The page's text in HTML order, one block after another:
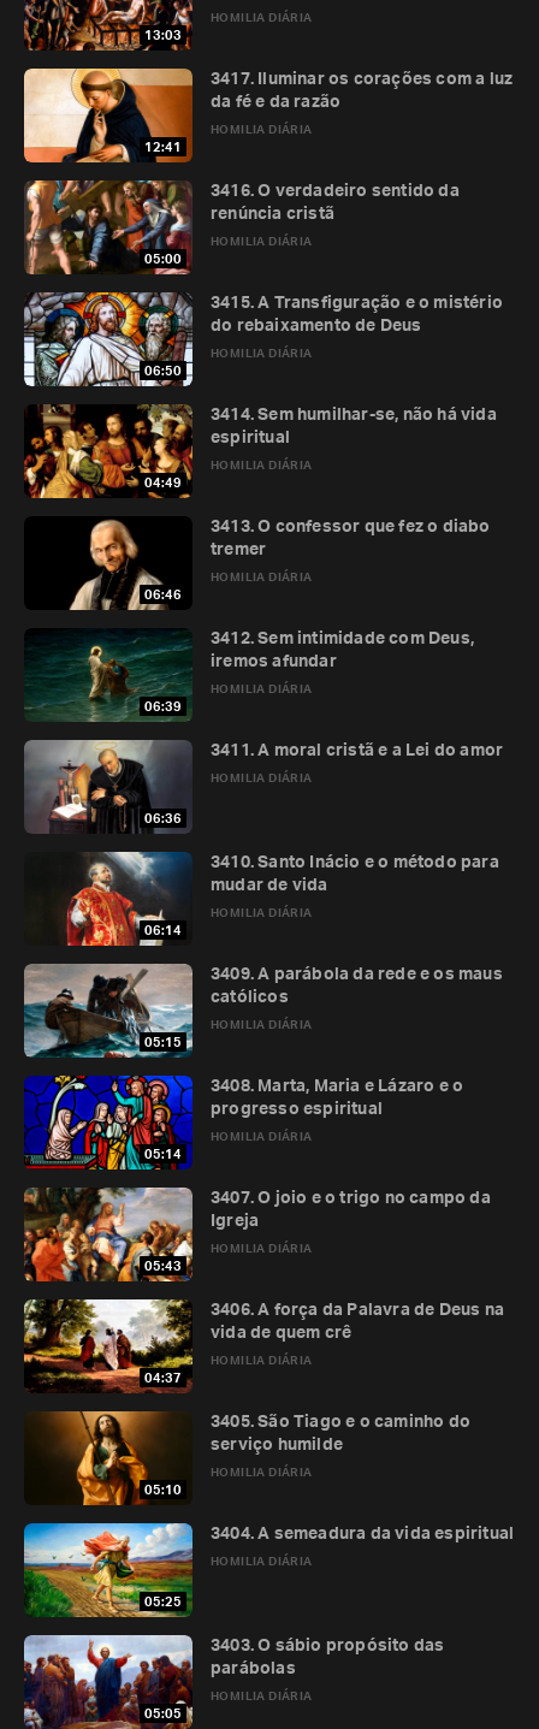
13:03
HOMILIA DIÁRIA
12:41
HOMILIA DIÁRIA
3417. Iluminar os corações com a luz
da fé e da razão
05:00
HOMILIA DIÁRIA
3416. O verdadeiro sentido da
renúncia cristã
06:50
HOMILIA DIÁRIA
3415. A Transfiguração e o mistério
do rebaixamento de Deus
04:49
HOMILIA DIÁRIA
3414. Sem humilhar-se, não há vida
espiritual
06:46
HOMILIA DIÁRIA
3413. O confessor que fez o diabo
tremer
06:39
HOMILIA DIÁRIA
3412. Sem intimidade com Deus,
iremos afundar
06:36
HOMILIA DIÁRIA
3411. A moral cristã e a Lei do amor
06:14
HOMILIA DIÁRIA
3410. Santo Inácio e o método para
mudar de vida
05:15
HOMILIA DIÁRIA
3409. A parábola da rede e os maus
católicos
05:14
HOMILIA DIÁRIA
3408. Marta, Maria e Lázaro e o
progresso espiritual
05:43
HOMILIA DIÁRIA
3407. O joio e o trigo no campo da
Igreja
04:37
HOMILIA DIÁRIA
3406. A força da Palavra de Deus na
vida de quem crê
05:10
HOMILIA DIÁRIA
3405. São Tiago e o caminho do
serviço humilde
05:25
HOMILIA DIÁRIA
3404. A semeadura da vida espiritual
05:05
HOMILIA DIÁRIA
3403. O sábio propósito das
parábolas